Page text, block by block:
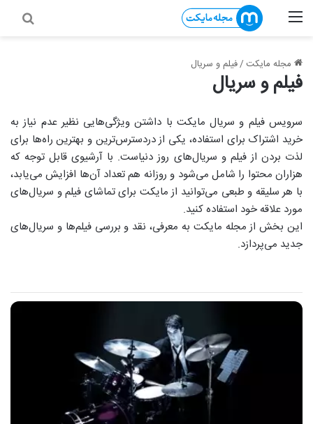
منو
مجله مایکت /فیلم و سریال
فیلم و سریال
سرویس فیلم و سریال مایکت با داشتن ویژگی‌هایی نظیر عدم نیاز به
خرید اشتراک برای استفاده، یکی از دردسترس‌ترین و بهترین راه‌ها برای
لذت بردن از فیلم و سریال‌های روز دنیاست. با آرشیوی قابل توجه که
هزاران محتوا را شامل می‌شود و روزانه هم تعداد آن‌ها افزایش می‌یابد،
با هر سلیقه و طبعی می‌توانید از مایکت برای تماشای فیلم و سریال‌های
مورد علاقه خود استفاده کنید.
این بخش از مجله مایکت به معرفی، نقد و بررسی فیلم‌ها و سریال‌های
جدید می‌پردازد.